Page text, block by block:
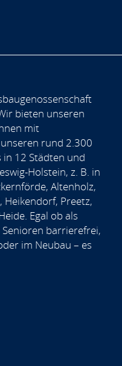
bieten unseren
mit
rund 2.300
12 Städten und
Holstein, z. B. in
Altenholz,
Heikendorf, Preetz,
Egal ob als
Senioren barrierefrei,
im Neubau – es